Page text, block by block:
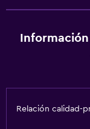
Relación calidad-